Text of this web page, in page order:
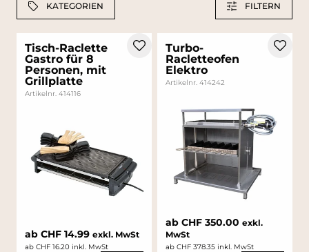
KATEGORIEN FILTERN
Tisch-Raclette
Gastro für 8
Personen, mit
Grillplatte
Artikelnr. 414116
ab CHF 14.99 exkl. MwSt
ab CHF 16.20 inkl. MwSt
Turbo-
Racletteofen
Elektro
Artikelnr. 414242
ab CHF 350.00 exkl.
MwSt
ab CHF 378.35 inkl. MwSt